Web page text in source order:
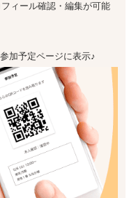
ィール確認・編集が可能
加予定ページに表示♪